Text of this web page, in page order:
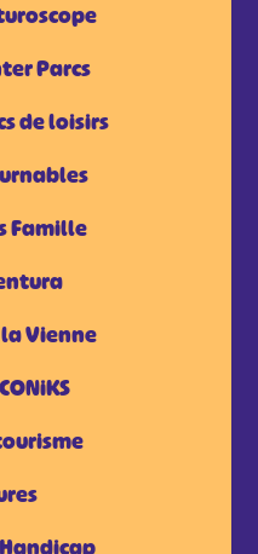
Parcs
de loisirs
Famille
Vienne